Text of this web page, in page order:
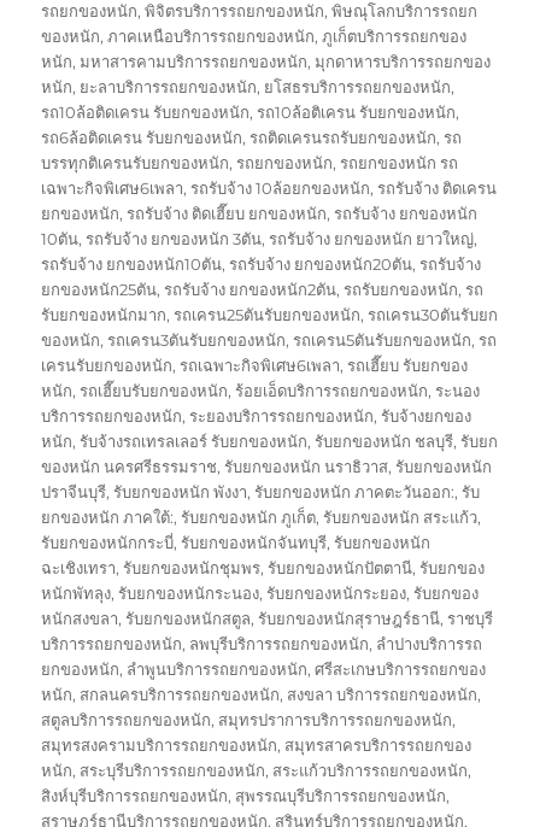
รถยกของหนัก,พิจิตรบริการรถยกของหนัก,พิษณุโลกบริการรถยก
ของหนัก,ภาคเหนือบริการรถยกของหนัก,ภูเก็ตบริการรถยกของ
หนัก,มหาสารคามบริการรถยกของหนัก,มุกดาหารบริการรถยกของ
หนัก, ยะลาบริการรถยกของหนัก, ยโสธรบริการรถยกของหนัก,
รถ10ล้อติดเครน รับยกของหนัก,รถ10ล้อติเครน รับยกของหนัก,
รถ6ล้อติดเครน รับยกของหนัก,รถติดเครนรถรับยกของหนัก,รถ
บรรทุกติเครนรับยกของหนัก,รถยกของหนัก,รถยกของหนัก รถ
เฉพาะกิจพิเศษ6เพลา,รถรับจ้าง 10ล้อยกของหนัก,รถรับจ้าง ติดเครน
ยกของหนัก,รถรับจ้าง ติดเฮี๊ยบ ยกของหนัก,รถรับจ้าง ยกของหนัก
10ตัน,รถรับจ้าง ยกของหนัก 3ตัน,รถรับจ้าง ยกของหนัก ยาวใหญ่,
รถรับจ้าง ยกของหนัก10ตัน,รถรับจ้าง ยกของหนัก20ตัน,รถรับจ้าง
ยกของหนัก25ตัน,รถรับจ้าง ยกของหนัก2ตัน,รถรับยกของหนัก,รถ
รับยกของหนักมาก,รถเครน25ตันรับยกของหนัก,รถเครน30ตันรับยก
ของหนัก,รถเครน3ตันรับยกของหนัก,รถเครน5ตันรับยกของหนัก,รถ
เครนรับยกของหนัก,รถเฉพาะกิจพิเศษ6เพลา,รถเฮี๊ยบ รับยกของ
หนัก,รถเฮี๊ยบรับยกของหนัก,ร้อยเอ็ดบริการรถยกของหนัก,ระนอง
บริการรถยกของหนัก,ระยองบริการรถยกของหนัก,รับจ้างยกของ
หนัก,รับจ้างรถเทรลเลอร์ รับยกของหนัก,รับยกของหนัก ชลบุรี,รับยก
ของหนัก นครศรีธรรมราช,รับยกของหนัก นราธิวาส,รับยกของหนัก
ปราจีนบุรี,รับยกของหนัก พังงา,รับยกของหนัก ภาคตะวันออก:,รับ
ยกของหนัก ภาคใต้:,รับยกของหนัก ภูเก็ต,รับยกของหนัก สระแก้ว,
รับยกของหนักกระบี่,รับยกของหนักจันทบุรี,รับยกของหนัก
ฉะเชิงเทรา,รับยกของหนักชุมพร,รับยกของหนักปัตตานี,รับยกของ
หนักพัทลุง,รับยกของหนักระนอง,รับยกของหนักระยอง,รับยกของ
หนักสงขลา,รับยกของหนักสตูล,รับยกของหนักสุราษฎร์ธานี,ราชบุรี
บริการรถยกของหนัก, ลพบุรีบริการรถยกของหนัก, ลำปางบริการรถ
ยกของหนัก, ลำพูนบริการรถยกของหนัก,ศรีสะเกษบริการรถยกของ
หนัก, สกลนครบริการรถยกของหนัก, สงขลา บริการรถยกของหนัก,
สตูลบริการรถยกของหนัก, สมุทรปราการบริการรถยกของหนัก,
สมุทรสงครามบริการรถยกของหนัก, สมุทรสาครบริการรถยกของ
หนัก, สระบุรีบริการรถยกของหนัก, สระแก้วบริการรถยกของหนัก,
สิงห์บุรีบริการรถยกของหนัก, สุพรรณบุรีบริการรถยกของหนัก,
สุราษฎร์ธานีบริการรถยกของหนัก, สุรินทร์บริการรถยกของหนัก,